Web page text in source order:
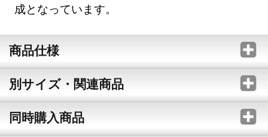
成となっています。
商品仕様
別サイズ・関連商品
同時購入商品